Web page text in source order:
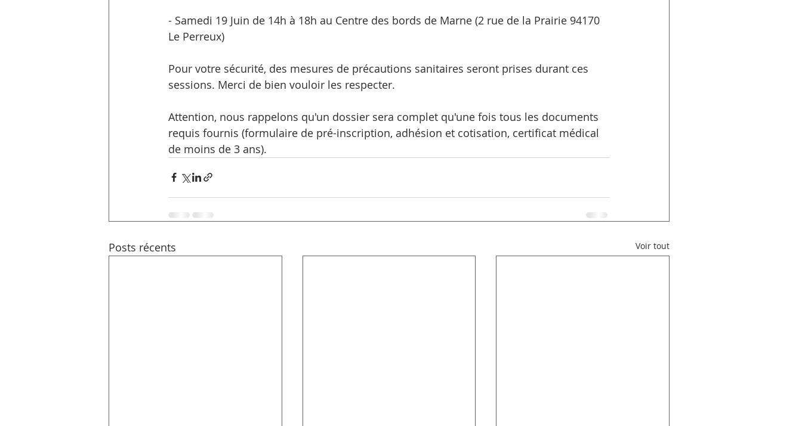
- Samedi 19 Juin de 14h à 18h au Centre des bords de Marne (2 rue de la Prairie 94170
Le Perreux)
Pour votre sécurité, des mesures de précautions sanitaires seront prises durant ces
sessions. Merci de bien vouloir les respecter.
Attention, nous rappelons qu'un dossier sera complet qu'une fois tous les documents
requis fournis (formulaire de pré-inscription, adhésion et cotisation, certificat médical
de moins de 3 ans).
Posts récents Voir tout